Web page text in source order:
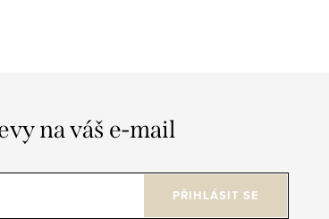
na váš e-mail
PŘIHLÁSIT SE